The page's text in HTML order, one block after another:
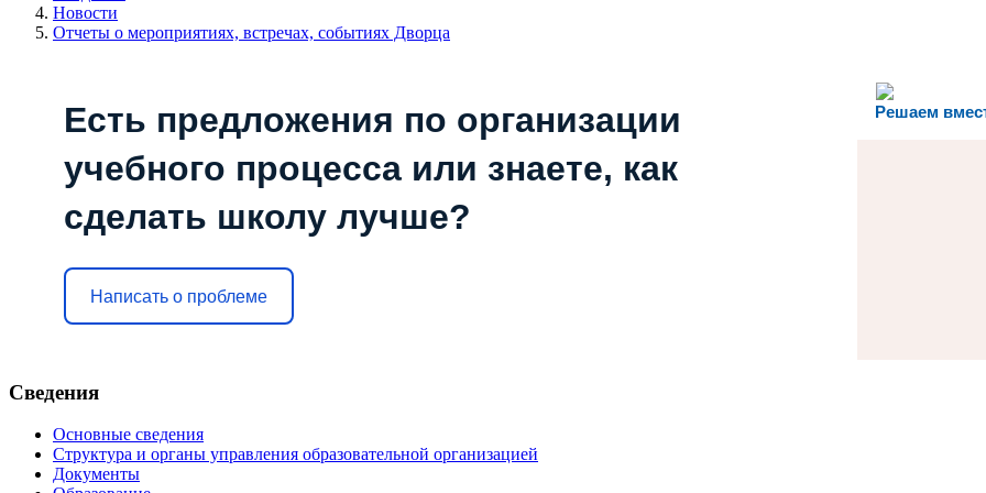
Новости
Отчеты о мероприятиях, встречах, событиях Дворца
Решаем
Есть предложения по организации
учебного процесса или знаете, как
сделать школу лучше?
Написать о проблеме
Сведения
Основные сведения
Структура и органы управления образовательной организацией
Документы